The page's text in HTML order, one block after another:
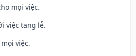
mọi việc.
việc tang lễ.
việc.